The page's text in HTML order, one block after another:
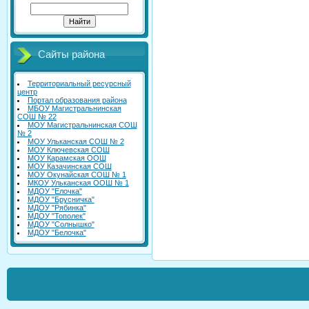
Сайты района
Территориальный ресурсный
центр
Портал образования района
МБОУ Магистральнинская
СОШ № 22
МОУ Магистральнинская СОШ
№ 2
МОУ Ульканская СОШ № 2
МОУ Ключевская СОШ
МОУ Карамская ООШ
МОУ Казачинская СОШ
МОУ Окунайская СОШ № 1
МКОУ Ульканская ООШ № 1
МДОУ "Елочка"
МДОУ "Брусничка"
МДОУ "Рябинка"
МДОУ "Тополек"
МДОУ "Солнышко"
МДОУ "Белочка"